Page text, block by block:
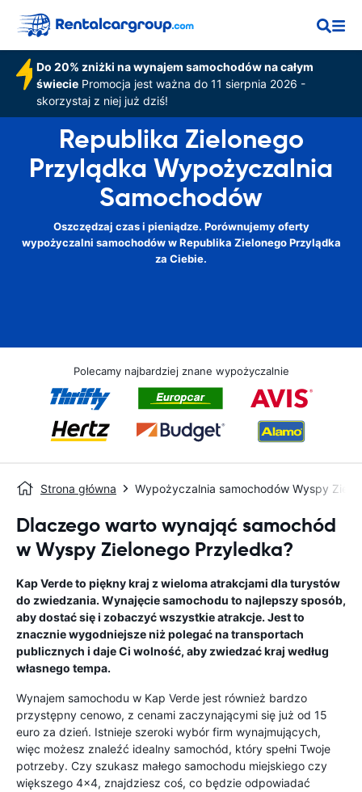
Do 20% zniżki na wynajem samochodów na całym
świeciePromocja jest ważna do 11 sierpnia 2026 -
skorzystaj z niej już dziś!
Republika Zielonego
Przylądka Wypożyczalnia
Samochodów
Oszczędzaj czas i pieniądze. Porównujemy oferty
wypożyczalni samochodów w Republika Zielonego Przylądka
za Ciebie.
Polecamy najbardziej znane wypożyczalnie
Strona główna Wypożyczalnia samochodów Wyspy
Dlaczego warto wynająć samochód
w Wyspy Zielonego Przyledka?
Kap Verde to piękny kraj z wieloma atrakcjami dla turystów
do zwiedzania. Wynajęcie samochodu to najlepszy sposób,
aby dostać się i zobaczyć wszystkie atrakcje. Jest to
znacznie wygodniejsze niż polegać na transportach
publicznych i daje Ci wolność, aby zwiedzać kraj według
własnego tempa.
Wynajem samochodu w Kap Verde jest również bardzo
przystępny cenowo, z cenami zaczynającymi się już od 15
euro za dzień. Istnieje szeroki wybór firm wynajmujących,
więc możesz znaleźć idealny samochód, który spełni Twoje
potrzeby. Czy szukasz małego samochodu miejskiego czy
większego 4x4, znajdziesz coś, co będzie odpowiadać